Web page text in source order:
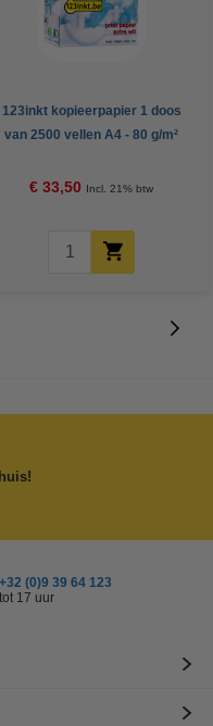
123inkt kopieerpapier 1 doos
van 2500 vellen A4 - 80 g/m²
€ 33,50 Incl. 21% btw
(0)9 39 64 123
17 uur